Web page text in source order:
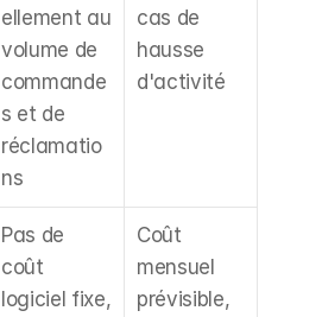
ellement au
volume de
commande
s et de
réclamatio
ns
cas de
hausse
d'activité
Pas de
coût
logiciel fixe,
Coût
mensuel
prévisible,